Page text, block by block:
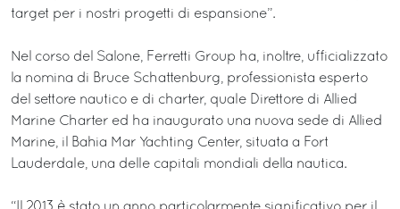
target per i nostri progetti di espansione”.
Nel corso del Salone, Ferretti Group ha, inoltre, ufficializzato
la nomina di Bruce Schattenburg, professionista esperto
del settore nautico e di charter, quale Direttore di Allied
Marine Charter ed ha inaugurato una nuova sede di Allied
Marine, il Bahia Mar Yachting Center, situata a Fort
Lauderdale, una delle capitali mondiali della nautica.